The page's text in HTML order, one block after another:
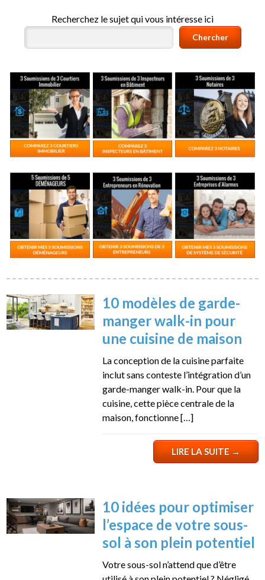
Recherchez le sujet qui vous intéresse ici
10 modèles de garde-
manger walk-in pour
une cuisine de maison
La conception de la cuisine parfaite
inclut sans conteste l’intégration d’un
garde-manger walk-in. Pour que la
cuisine, cette pièce centrale de la
maison, fonctionne […]
LIRE LA SUITE→
10 idées pour optimiser
l’espace de votre sous-
sol à son plein potentiel
Votre sous-sol n’attend que d’être